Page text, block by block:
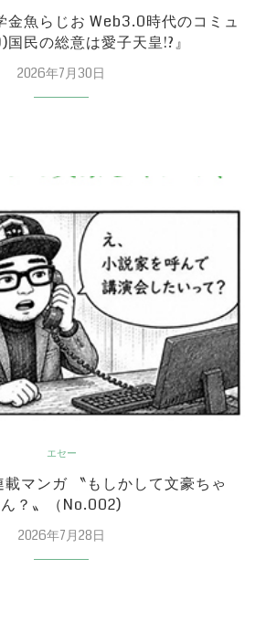
金魚らじお Web3.0時代のコミュ
民の総意は愛子天皇!?』
2026年7月30日
エセー
載マンガ 〝もしかして文豪ちゃ
ん？〟（No.002)
2026年7月28日